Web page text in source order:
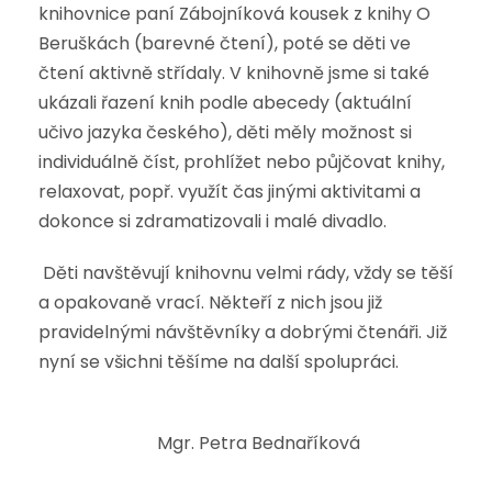
knihovnice paní Zábojníková kousek z knihy O
Beruškách (barevné čtení), poté se děti ve
čtení aktivně střídaly. V knihovně jsme si také
ukázali řazení knih podle abecedy (aktuální
učivo jazyka českého), děti měly možnost si
individuálně číst, prohlížet nebo půjčovat knihy,
relaxovat, popř. využít čas jinými aktivitami a
dokonce si zdramatizovali i malé divadlo.
Děti navštěvují knihovnu velmi rády, vždy se těší
a opakovaně vrací. Někteří z nich jsou již
pravidelnými návštěvníky a dobrými čtenáři. Již
nyní se všichni těšíme na další spolupráci.
Mgr. Petra Bednaříková